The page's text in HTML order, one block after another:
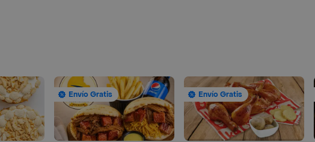
Envío Gratis Envío Gratis